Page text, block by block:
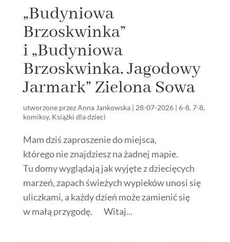
„Budyniowa
Brzoskwinka”
i „Budyniowa
Brzoskwinka. Jagodowy
Jarmark” Zielona Sowa
utworzone przezAnna Jankowska| 28-07-2026| 6-8, 7-8,
komiksy, Książki dla dzieci
Mam dziś zaproszenie do miejsca,
którego nie znajdziesz na żadnej mapie.
Tu domy wyglądają jak wyjęte z dziecięcych
marzeń, zapach świeżych wypieków unosi się
uliczkami, a każdy dzień może zamienić się
w małą przygodę. Witaj...